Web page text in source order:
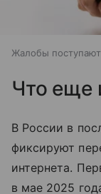
Жалобы поступают
Что еще
В России в
фиксируют
интернета.
в мае 2025